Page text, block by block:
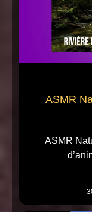
ASMR
ASMR